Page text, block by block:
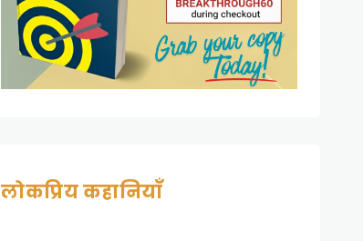
लोकप्रिय कहानियाँ